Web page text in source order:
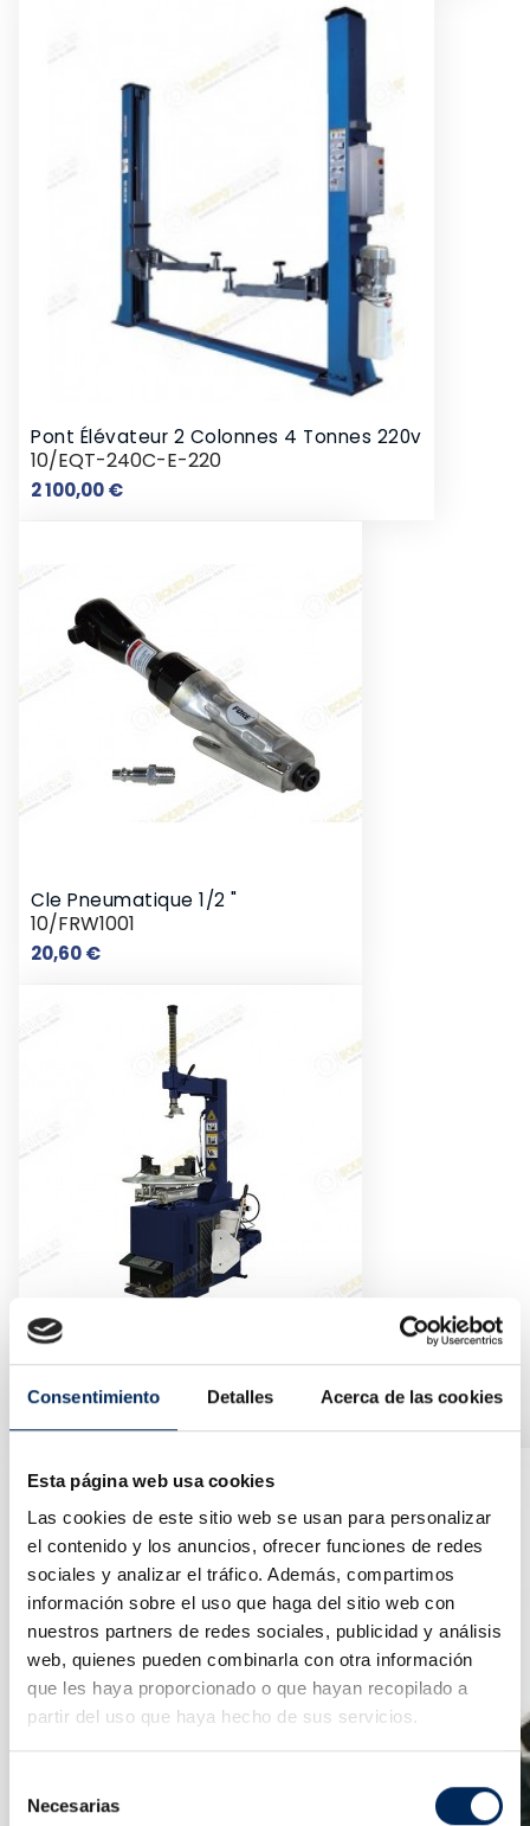
Consentimiento Detalles Acerca de las cookies
Esta página web usa cookies
Las cookies de este sitio web se usan para personalizar
el contenido y los anuncios, ofrecer funciones de redes
sociales y analizar el tráfico. Además, compartimos
información sobre el uso que haga del sitio web con
nuestros partners de redes sociales, publicidad y análisis
web, quienes pueden combinarla con otra información
que les haya proporcionado o que hayan recopilado a
partir del uso que haya hecho de sus servicios.
Necesarias
Pont Élévateur 2 Colonnes 4 Tonnes 220v
10/EQT-240C-E-220
2 100,00 €Prix
Cle Pneumatique 1/2 "
10/FRW1001
20,60 €Prix
Démonte-Pneu De Base
10/LC810-220